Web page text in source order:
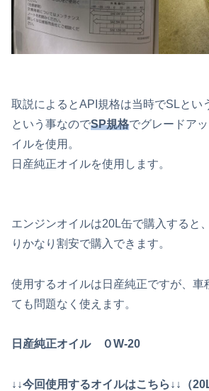
取説によるとAPI規格は当時でSLとい
という事なのでSP規格でグレードア
イルを使用。
日産純正オイルを使用します。
エンジンオイルは20L缶で購入すると
りかなり割安で購入できます。
使用するオイルは日産純正ですが、車
ても問題なく使えます。
日産純正オイル ０W-20
↓↓今回使用するオイルはこちら↓↓（